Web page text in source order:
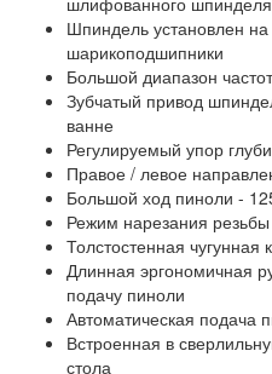
Шпиндель установлен
шарикоподшипники
Большой диапазон
Зубчатый привод
ванне
Регулируемый упор
Правое / левое
Большой ход пиноли -
Режим нарезания резьбы
Толстостенная
Длинная эргономичная
подачу пиноли
Автоматическая подача
Встроенная в
стола